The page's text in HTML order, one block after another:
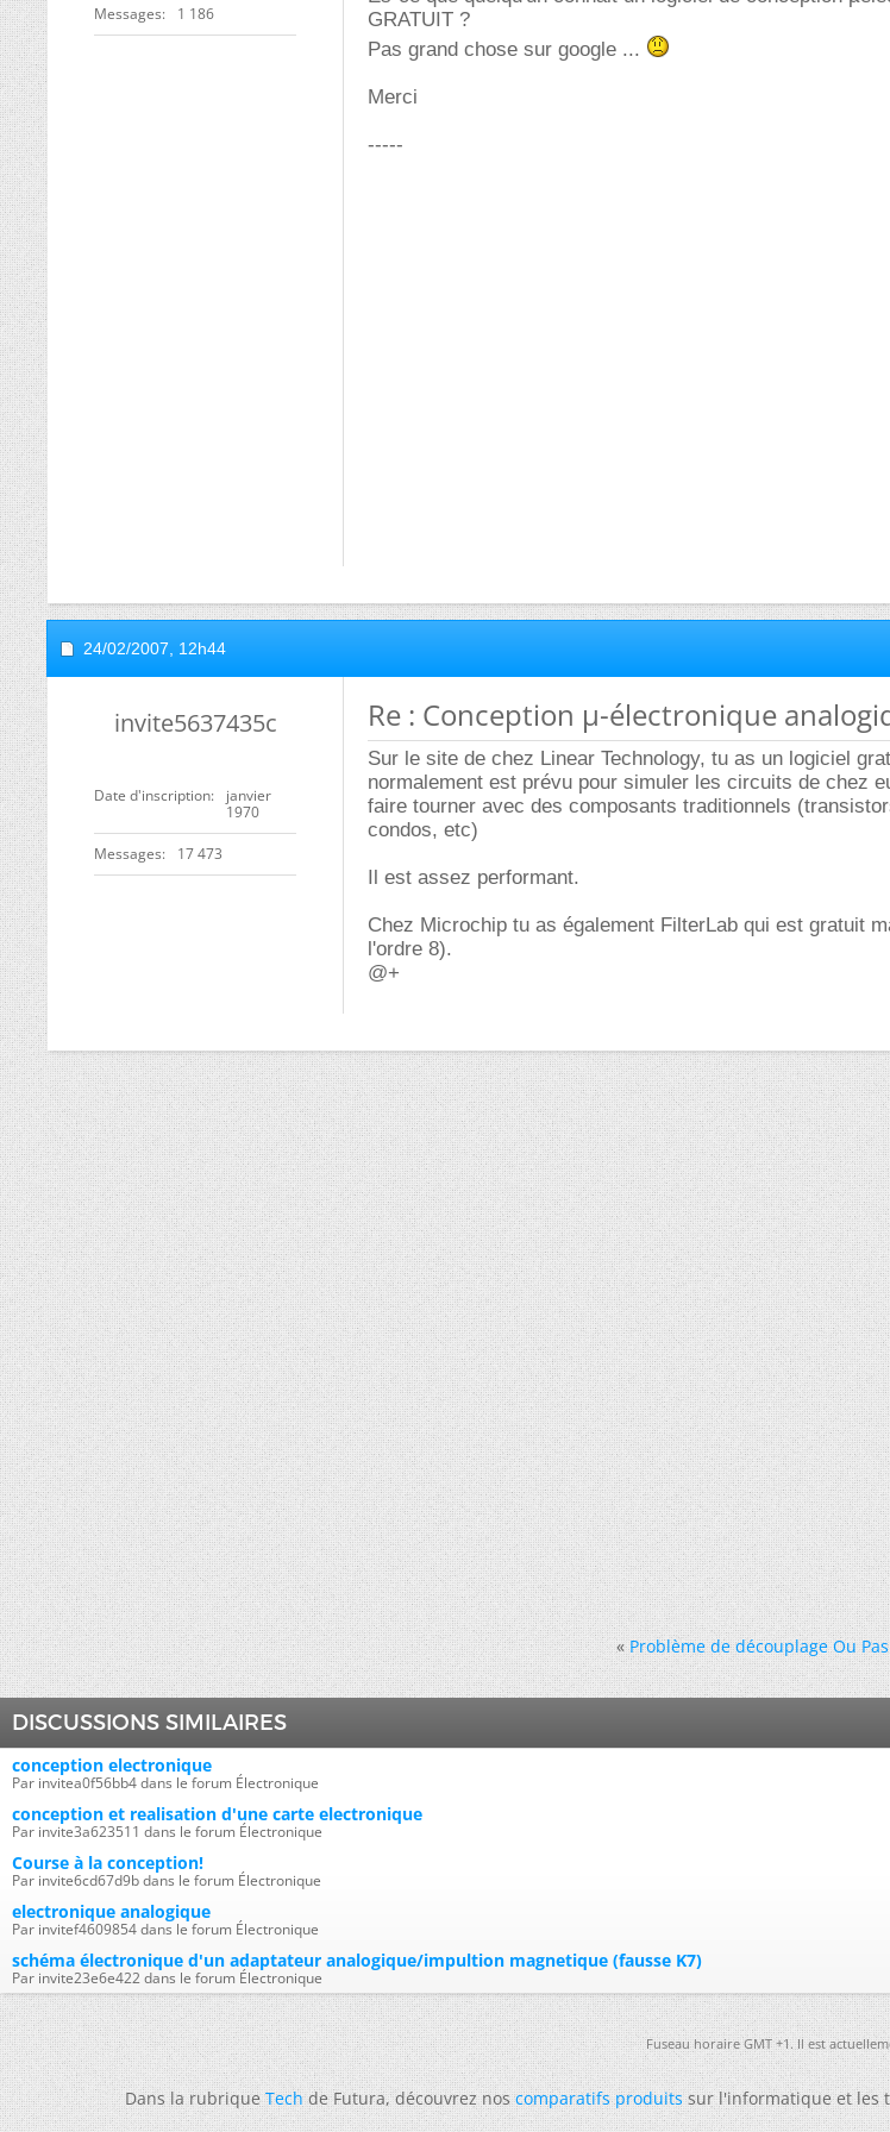
Messages 1 186
GRATUIT ?
Pas grand chose sur google ...
Merci
-----
24/02/2007, 12h44
invite5637435c
Date d'inscription
janvier
1970
Messages 17 473
Re : Conception µ-électronique
Sur le site de chez Linear Technology, tu as un logiciel
normalement est prévu pour simuler les circuits de chez
faire tourner avec des composants traditionnels
condos, etc)
Il est assez performant.
Chez Microchip tu as également FilterLab qui est gratuit
l'ordre 8).
@+
« Problème de découplage Ou Pas
DISCUSSIONS SIMILAIRES
conception electronique
Par invitea0f56bb4 dans le forum Électronique
conception et realisation d'une carte electronique
Par invite3a623511 dans le forum Électronique
Course à la conception!
Par invite6cd67d9b dans le forum Électronique
electronique analogique
Par invitef4609854 dans le forum Électronique
schéma électronique d'un adaptateur analogique/impultion magnetique (fausse K7)
Par invite23e6e422 dans le forum Électronique
Fuseau horaire GMT +1. Il est
Dans la rubriqueTechde Futura, découvrez noscomparatifs produitssur l'informatique et les